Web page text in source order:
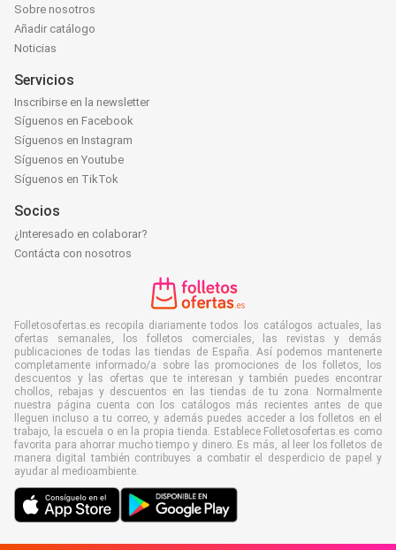
Sobre nosotros
Añadir catálogo
Noticias
Servicios
Inscribirse en la newsletter
Síguenos en Facebook
Síguenos en Instagram
Síguenos en Youtube
Síguenos en TikTok
Socios
¿Interesado en colaborar?
Contácta con nosotros
Folletosofertas.es recopila diariamente todos los catálogos actuales, las
ofertas semanales, los folletos comerciales, las revistas y demás
publicaciones de todas las tiendas de España. Así podemos mantenerte
completamente informado/a sobre las promociones de los folletos, los
descuentos y las ofertas que te interesan y también puedes encontrar
chollos, rebajas y descuentos en las tiendas de tu zona. Normalmente
nuestra página cuenta con los catálogos más recientes antes de que
lleguen incluso a tu correo, y además puedes acceder a los folletos en el
trabajo, la escuela o en la propia tienda. Establece Folletosofertas.es como
favorita para ahorrar mucho tiempo y dinero. Es más, al leer los folletos de
manera digital también contribuyes a combatir el desperdicio de papel y
ayudar al medioambiente.